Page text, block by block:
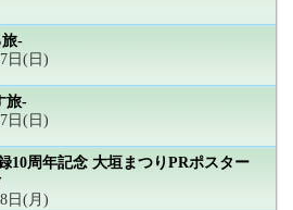
旅-
日(日)
旅-
日(日)
10周年記念 大垣まつりPRポスター
日(月)